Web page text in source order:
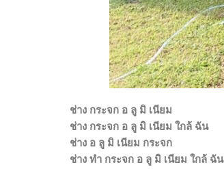
ช่าง กระจก อ ลู มิ เนียม
ช่าง กระจก อ ลู มิ เนียม ใกล้ ฉัน
ช่าง อ ลู มิ เนียม กระจก
ช่าง ทํา กระจก อ ลู มิ เนียม ใกล้ ฉัน